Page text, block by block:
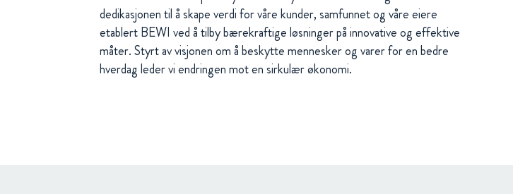
dedikasjonen til å skape verdi for våre kunder, samfunnet og våre eiere
etablert BEWI ved å tilby bærekraftige løsninger på innovative og effektive
måter. Styrt av visjonen om å beskytte mennesker og varer for en bedre
hverdag leder vi endringen mot en sirkulær økonomi.